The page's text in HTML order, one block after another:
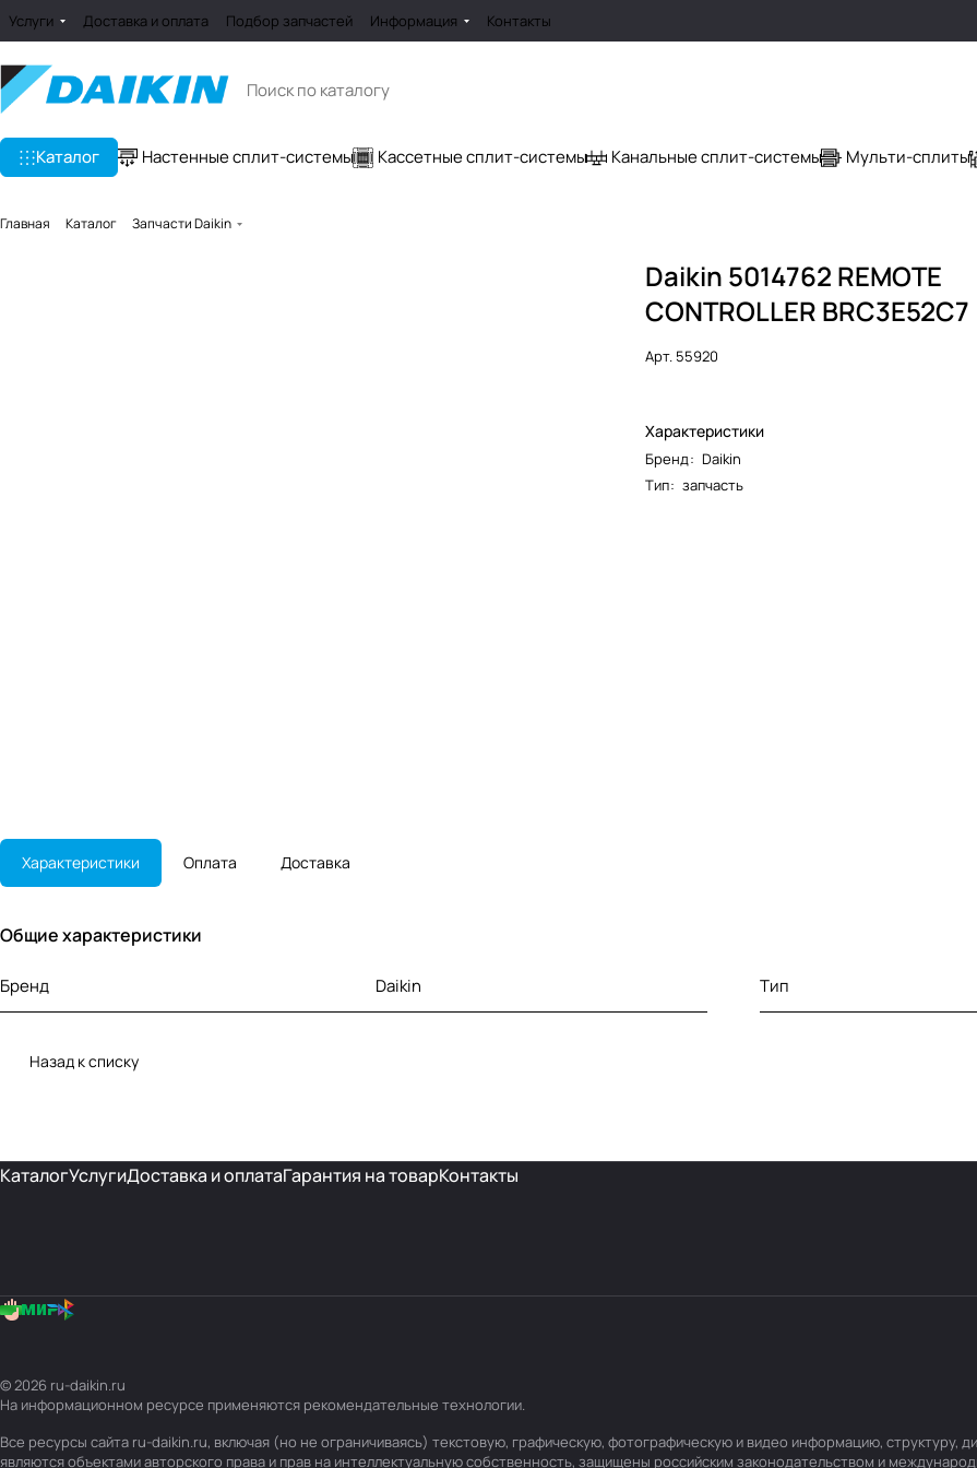
Услуги Доставка и оплата Подбор запчастей Информация Контакты
Каталог Настенные сплит-системы Кассетные сплит-системы Канальные сплит-системы Мульти-сплиты
Главная Каталог Запчасти Daikin
Daikin 5014762 REMOTE
CONTROLLER BRC3E52C7
Арт. 55920
Характеристики
Бренд: Daikin
Тип: запчасть
Характеристики Оплата Доставка
Общие характеристики
Бренд Daikin Тип
Назад к списку
КаталогУслугиДоставка и оплатаГарантия на товарКонтакты
© 2026 ru-daikin.ru
На информационном ресурсе применяются рекомендательные технологии.
Все ресурсы сайта ru-daikin.ru, включая (но не ограничиваясь) текстовую, графическую, фотографическую и видео информацию,
являются объектами авторского права и прав на интеллектуальную собственность, защищены российским законодательством и